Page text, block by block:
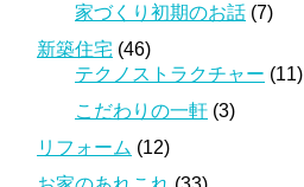
家づくり初期のお話 (7)
新築住宅 (46)
テクノストラクチャー (11)
こだわりの一軒 (3)
リフォーム (12)